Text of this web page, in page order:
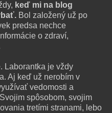
keď mi na blog
Bol založený už po
predsa nechce
o zdraví,
Laborantka je vždy
Aj keď už nerobím v
vedomosti a
spôsobom, svojim
tretími stranami, lebo